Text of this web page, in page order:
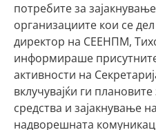
потребите за
организациите кои се
директор на СЕЕНПМ,
информираше
активности на
вклучувајќи ги
средства и зајакнување
надворешната